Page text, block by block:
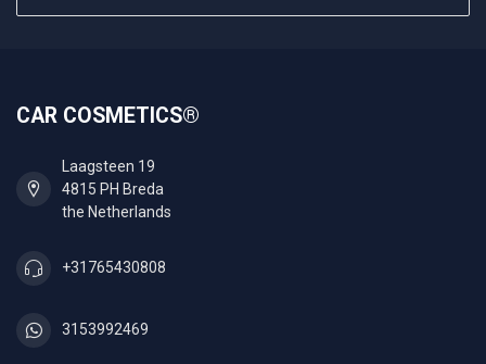
CAR COSMETICS®
Laagsteen 19
4815 PH Breda
the Netherlands
+31765430808
3153992469